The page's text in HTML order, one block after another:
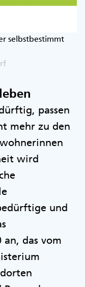
selbstbestimmt
passen
mehr zu den
wird
und
das vom